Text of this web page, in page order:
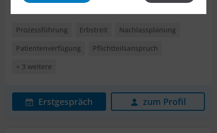
Prozessführung Erbstreit
Nachlassplanung
Patientenverfügung
Pflichtteilsanspruch
+ 3 weitere
Erstgespräch zum Profil